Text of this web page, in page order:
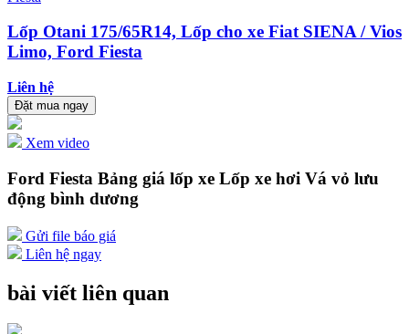
Lốp Otani 175/65R14, Lốp cho xe Fiat SIENA / Vios
Limo, Ford Fiesta
Liên hệ
Đặt mua ngay
Xem video
Ford Fiesta Bảng giá lốp xe Lốp xe hơi Vá vỏ lưu
động bình dương
Gửi file báo giá
Liên hệ ngay
bài viết liên quan